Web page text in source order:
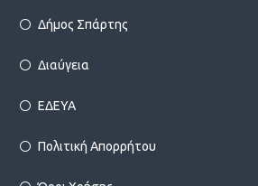
Δήμος Σπάρτης
Διαύγεια
ΕΔΕΥΑ
Πολιτική Απορρήτου